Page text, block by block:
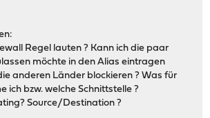
Regel lauten ? Kann ich die paar
möchte in den Alias eintragen
anderen Länder blockieren ? Was für
ich bzw. welche Schnittstelle ?
Source/Destination ?